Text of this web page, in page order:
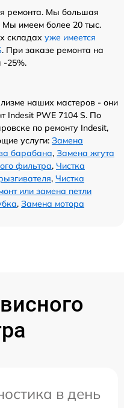
ремонта. Мы большая
Мы имеем более 20 тыс.
складах уже имеется
. При заказе ремонта на
-25%.
наших мастеров - они
Indesit PWE 7104 S. По
по ремонту Indesit,
услуги: Замена
барабана, Замена жгута
фильтра, Чистка
, Чистка
или замена петли
, Замена мотора
в день